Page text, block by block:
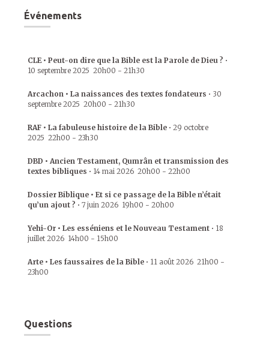
Événements
CLE • Peut-on dire que la Bible est la Parole de Dieu ? •
10 septembre 2025 20h00 - 21h30
Arcachon • La naissances des textes fondateurs • 30
septembre 2025 20h00 - 21h30
RAF • La fabuleuse histoire de la Bible • 29 octobre
2025 22h00 - 23h30
DBD • Ancien Testament, Qumrân et transmission des
textes bibliques • 14 mai 2026 20h00 - 22h00
Dossier Biblique • Et si ce passage de la Bible n’était
qu’un ajout ? • 7 juin 2026 19h00 - 20h00
Yehi-Or • Les esséniens et le Nouveau Testament • 18
juillet 2026 14h00 - 15h00
Arte • Les faussaires de la Bible • 11 août 2026 21h00 -
23h00
Questions